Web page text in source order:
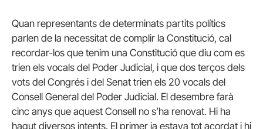
Quan representants de determinats partits polítics
parlen de la necessitat de complir la Constitució, cal
recordar-los que tenim una Constitució que diu com es
trien els vocals del Poder Judicial, i que dos terços dels
vots del Congrés i del Senat trien els 20 vocals del
Consell General del Poder Judicial. El desembre farà
cinc anys que aquest Consell no s’ha renovat. Hi ha
hagut diversos intents. El primer ja estava tot acordat i hi